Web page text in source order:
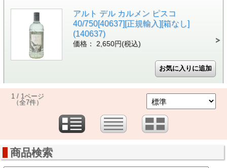
アルト デル カルメン ピスコ
40/750[40637][正規輸入][箱なし]
(140637)
価格： 2,650円(税込)
1 / 1ページ
（全7件）
商品検索